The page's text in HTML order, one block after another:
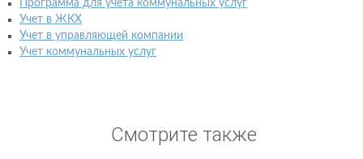
Программа для учета коммунальных услуг
Учет в ЖКХ
Учет в управляющей компании
Учет коммунальных услуг
Смотрите также